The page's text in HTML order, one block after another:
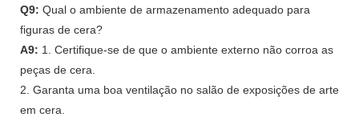
Q9: Qual o ambiente de armazenamento adequado para
figuras de cera?
A9: 1. Certifique-se de que o ambiente externo não corroa as
peças de cera.
2. Garanta uma boa ventilação no salão de exposições de arte
em cera.